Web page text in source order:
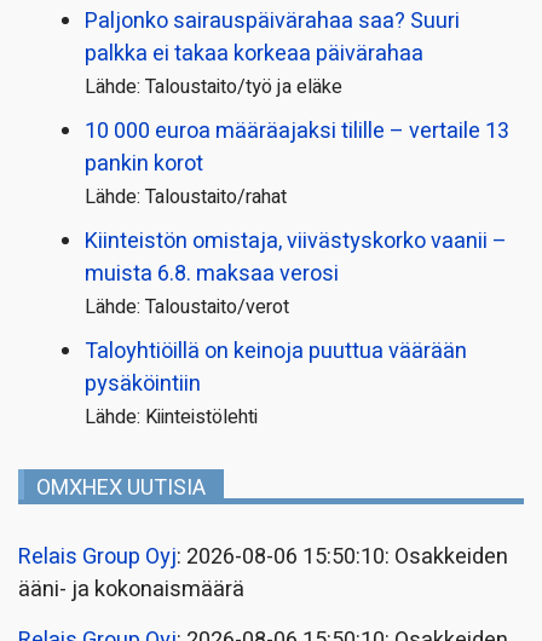
Paljonko sairauspäivä­rahaa saa? Suuri
palkka ei takaa korkeaa päivärahaa
Lähde: Taloustaito/työ ja eläke
10 000 euroa määräajaksi tilille – vertaile 13
pankin korot
Lähde: Taloustaito/rahat
Kiinteistön omistaja, viivästyskorko vaanii –
muista 6.8. maksaa verosi
Lähde: Taloustaito/verot
Taloyhtiöillä on keinoja puuttua väärään
pysäköintiin
Lähde: Kiinteistölehti
OMXHEX UUTISIA
Relais Group Oyj: 2026-08-06 15:50:10: Osakkeiden
ääni- ja kokonaismäärä